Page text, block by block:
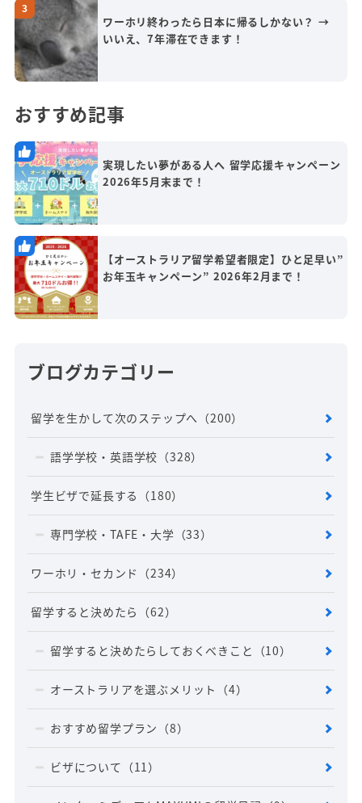
ワーホリ終わったら日本に帰るしかない？ →
いいえ、7年滞在できます！
おすすめ記事
実現したい夢がある人へ 留学応援キャンペーン
2026年5月末まで！
【オーストラリア留学希望者限定】ひと足早い”
お年玉キャンペーン” 2026年2月まで！
ブログカテゴリー
留学を生かして次のステップへ （200）
語学学校・英語学校 （328）
学生ビザで延長する （180）
専門学校・TAFE・大学 （33）
ワーホリ・セカンド （234）
留学すると決めたら （62）
留学すると決めたらしておくべきこと （10）
オーストラリアを選ぶメリット （4）
おすすめ留学プラン （8）
ビザについて （11）